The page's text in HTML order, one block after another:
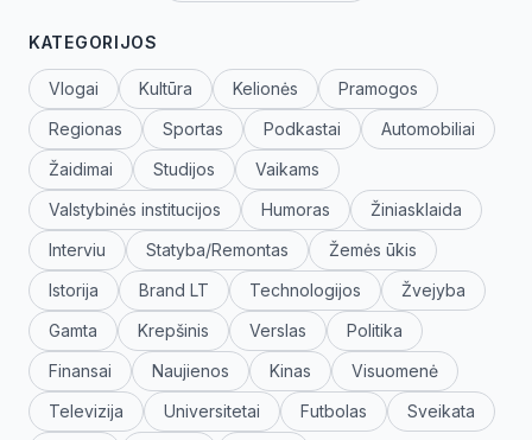
KATEGORIJOS
Vlogai Kultūra Kelionės
Pramogos
Regionas
Sportas Podkastai
Automobiliai
Žaidimai
Studijos
Vaikams
Valstybinės institucijos
Humoras
Žiniasklaida
Interviu
Statyba/Remontas
Žemės ūkis
Istorija
Brand LT Technologijos
Žvejyba
Gamta
Krepšinis Verslas
Politika
Finansai
Naujienos Kinas
Visuomenė
Televizija
Universitetai Futbolas
Sveikata